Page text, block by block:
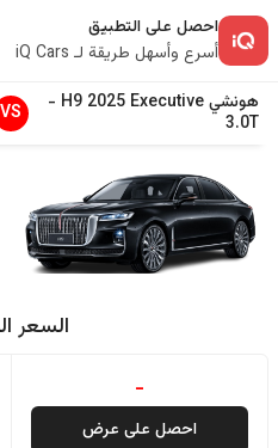
احصل على التطبيق
أسرع وأسهل طريقة لـ iQ Cars
هونشي H9 2025 Executive
-
3.0T
VS
السعر
-
احصل على عرض